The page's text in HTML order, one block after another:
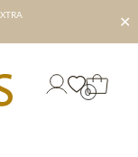
✕
0